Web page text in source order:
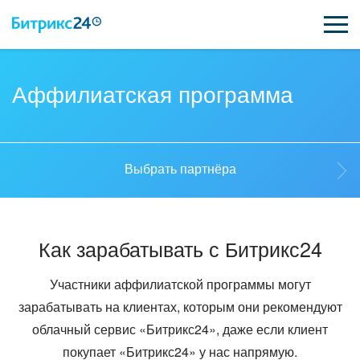
ВНЕДРЕНИЕ
ПОЛУЧИТЬ БЕСПЛАТНО
ВХОД
ВХОД
Аффилиатская программа
Стать партнёром
Кейсы партнеров
Выбрать партнёра
Как зарабатывать с Битрикс24
Участники аффилиатской программы могут
зарабатывать на клиентах, которым они рекомендуют
облачный сервис «Битрикс24», даже если клиент
покупает «Битрикс24» у нас напрямую.